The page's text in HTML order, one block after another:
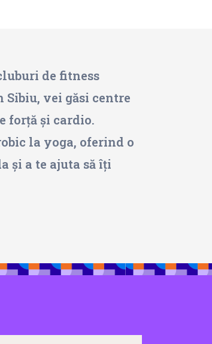
de fitness
Sibiu, vei găsi centre
forță și cardio.
la yoga, oferind o
și a te ajuta să îți